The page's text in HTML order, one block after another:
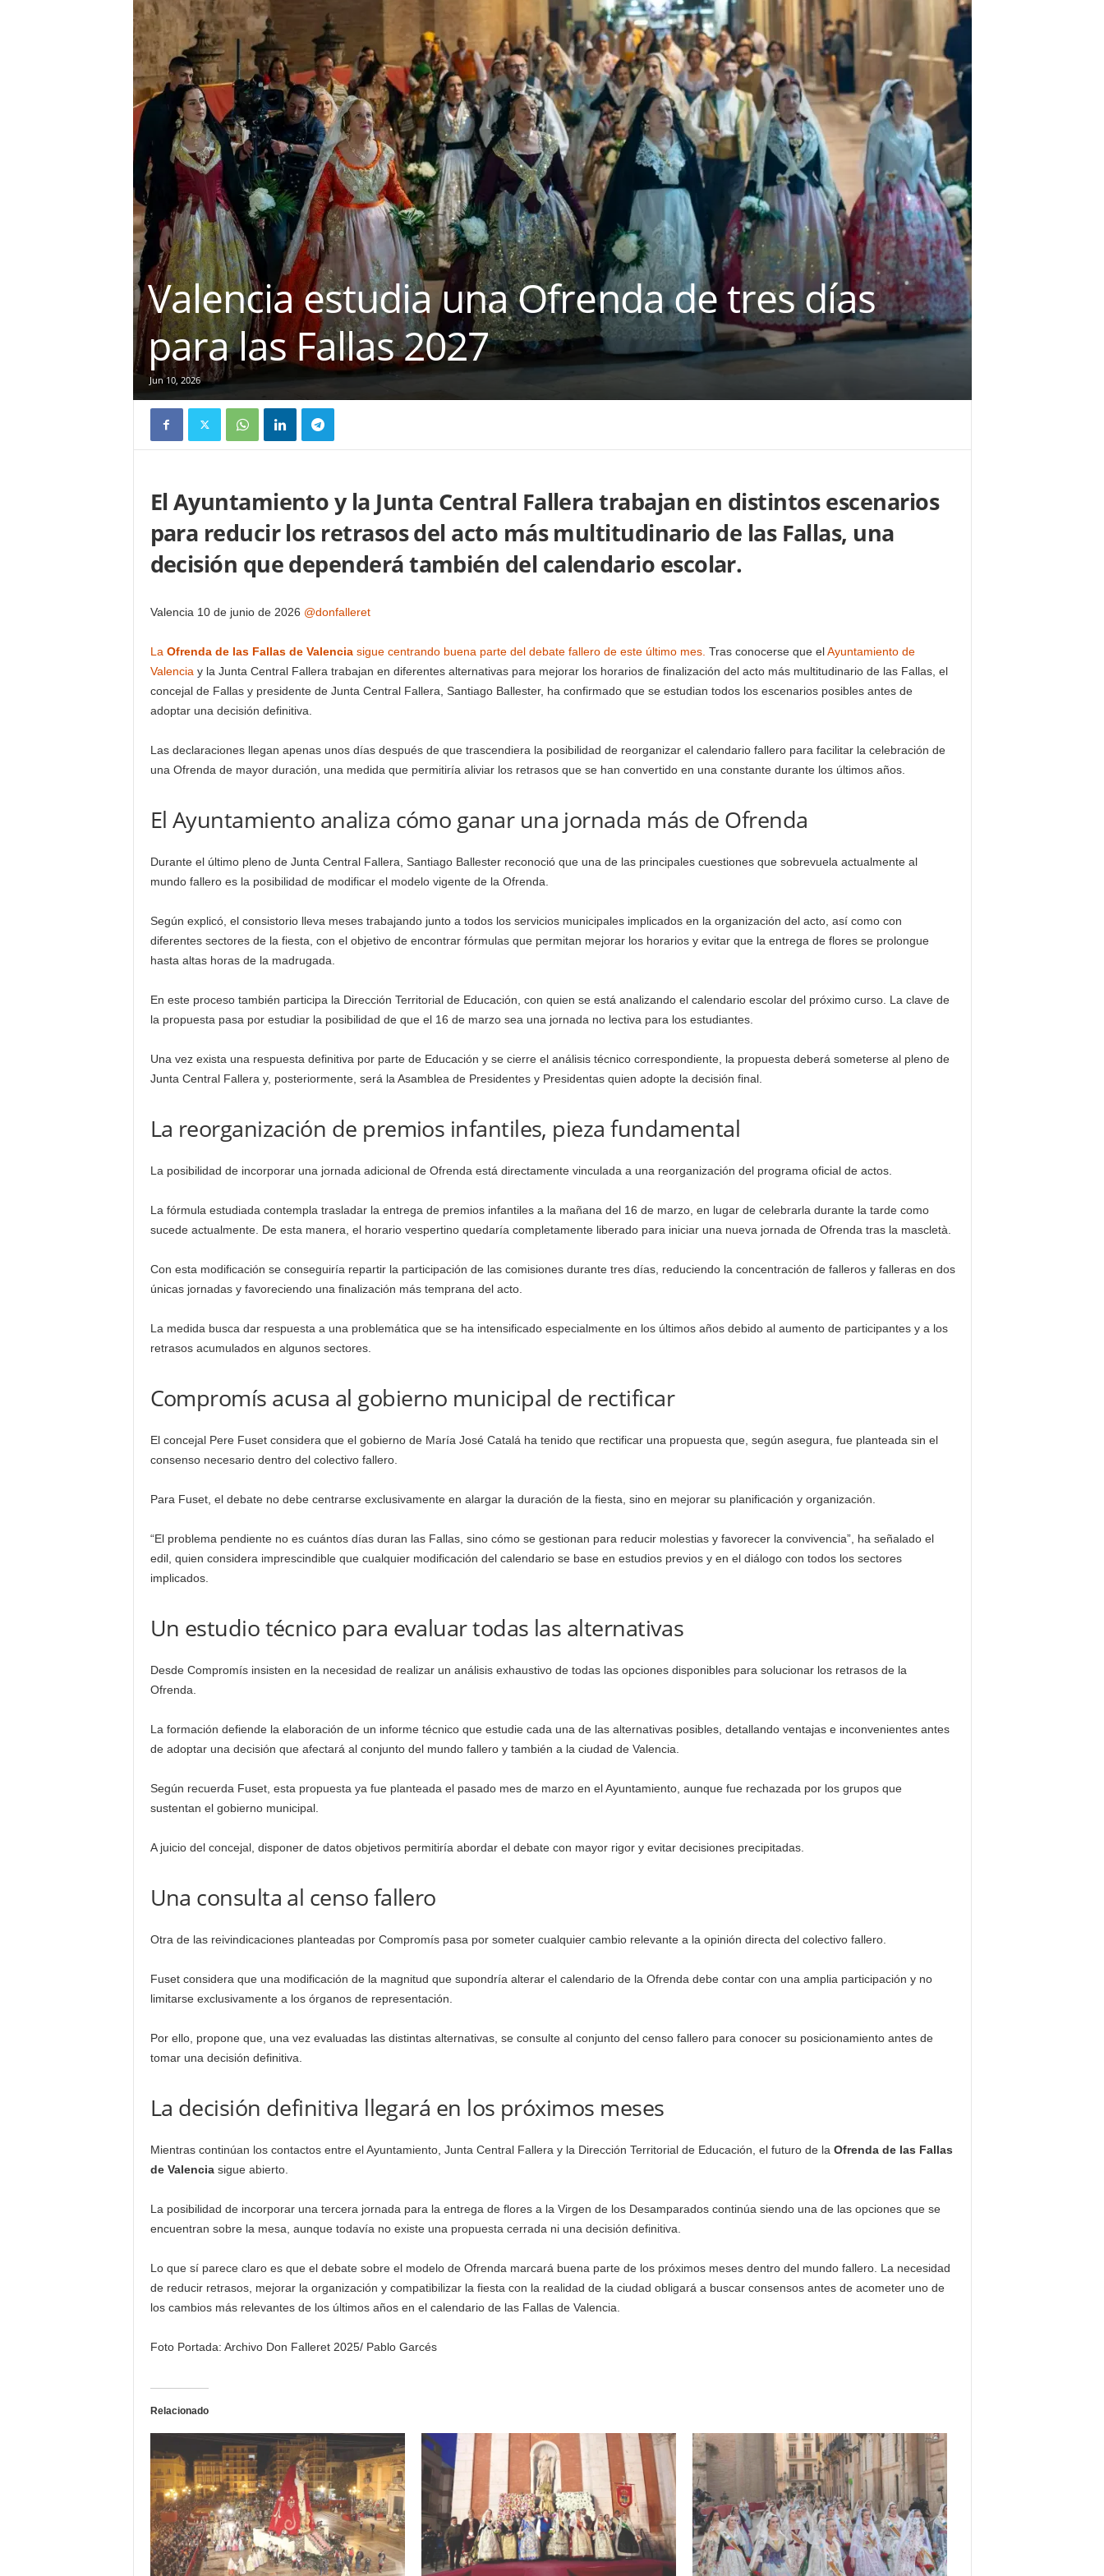
e
r
e
t
Valencia estudia una Ofrenda de tres días
para las Fallas 2027
Jun 10, 2026
El Ayuntamiento y la Junta Central Fallera trabajan en distintos escenarios
para reducir los retrasos del acto más multitudinario de las Fallas, una
decisión que dependerá también del calendario escolar.
Valencia 10 de junio de 2026 @donfalleret
La Ofrenda de las Fallas de Valencia sigue centrando buena parte del debate fallero de este último mes. Tras conocerse que elAyuntamiento de
Valencia y la Junta Central Fallera trabajan en diferentes alternativas para mejorar los horarios de finalización del acto más multitudinario de las Fallas, el
concejal de Fallas y presidente de Junta Central Fallera, Santiago Ballester, ha confirmado que se estudian todos los escenarios posibles antes de
adoptar una decisión definitiva.
Las declaraciones llegan apenas unos días después de que trascendiera la posibilidad de reorganizar el calendario fallero para facilitar la celebración de
una Ofrenda de mayor duración, una medida que permitiría aliviar los retrasos que se han convertido en una constante durante los últimos años.
El Ayuntamiento analiza cómo ganar una jornada más de Ofrenda
Durante el último pleno de Junta Central Fallera, Santiago Ballester reconoció que una de las principales cuestiones que sobrevuela actualmente al
mundo fallero es la posibilidad de modificar el modelo vigente de la Ofrenda.
Según explicó, el consistorio lleva meses trabajando junto a todos los servicios municipales implicados en la organización del acto, así como con
diferentes sectores de la fiesta, con el objetivo de encontrar fórmulas que permitan mejorar los horarios y evitar que la entrega de flores se prolongue
hasta altas horas de la madrugada.
En este proceso también participa la Dirección Territorial de Educación, con quien se está analizando el calendario escolar del próximo curso. La clave de
la propuesta pasa por estudiar la posibilidad de que el 16 de marzo sea una jornada no lectiva para los estudiantes.
Una vez exista una respuesta definitiva por parte de Educación y se cierre el análisis técnico correspondiente, la propuesta deberá someterse al pleno de
Junta Central Fallera y, posteriormente, será la Asamblea de Presidentes y Presidentas quien adopte la decisión final.
La reorganización de premios infantiles, pieza fundamental
La posibilidad de incorporar una jornada adicional de Ofrenda está directamente vinculada a una reorganización del programa oficial de actos.
La fórmula estudiada contempla trasladar la entrega de premios infantiles a la mañana del 16 de marzo, en lugar de celebrarla durante la tarde como
sucede actualmente. De esta manera, el horario vespertino quedaría completamente liberado para iniciar una nueva jornada de Ofrenda tras la mascletà.
Con esta modificación se conseguiría repartir la participación de las comisiones durante tres días, reduciendo la concentración de falleros y falleras en dos
únicas jornadas y favoreciendo una finalización más temprana del acto.
La medida busca dar respuesta a una problemática que se ha intensificado especialmente en los últimos años debido al aumento de participantes y a los
retrasos acumulados en algunos sectores.
Compromís acusa al gobierno municipal de rectificar
El concejal Pere Fuset considera que el gobierno de María José Catalá ha tenido que rectificar una propuesta que, según asegura, fue planteada sin el
consenso necesario dentro del colectivo fallero.
Para Fuset, el debate no debe centrarse exclusivamente en alargar la duración de la fiesta, sino en mejorar su planificación y organización.
“El problema pendiente no es cuántos días duran las Fallas, sino cómo se gestionan para reducir molestias y favorecer la convivencia”, ha señalado el
edil, quien considera imprescindible que cualquier modificación del calendario se base en estudios previos y en el diálogo con todos los sectores
implicados.
Un estudio técnico para evaluar todas las alternativas
Desde Compromís insisten en la necesidad de realizar un análisis exhaustivo de todas las opciones disponibles para solucionar los retrasos de la
Ofrenda.
La formación defiende la elaboración de un informe técnico que estudie cada una de las alternativas posibles, detallando ventajas e inconvenientes antes
de adoptar una decisión que afectará al conjunto del mundo fallero y también a la ciudad de Valencia.
Según recuerda Fuset, esta propuesta ya fue planteada el pasado mes de marzo en el Ayuntamiento, aunque fue rechazada por los grupos que
sustentan el gobierno municipal.
A juicio del concejal, disponer de datos objetivos permitiría abordar el debate con mayor rigor y evitar decisiones precipitadas.
Una consulta al censo fallero
Otra de las reivindicaciones planteadas por Compromís pasa por someter cualquier cambio relevante a la opinión directa del colectivo fallero.
Fuset considera que una modificación de la magnitud que supondría alterar el calendario de la Ofrenda debe contar con una amplia participación y no
limitarse exclusivamente a los órganos de representación.
Por ello, propone que, una vez evaluadas las distintas alternativas, se consulte al conjunto del censo fallero para conocer su posicionamiento antes de
tomar una decisión definitiva.
La decisión definitiva llegará en los próximos meses
Mientras continúan los contactos entre el Ayuntamiento, Junta Central Fallera y la Dirección Territorial de Educación, el futuro de la Ofrenda de las Fallas
de Valencia sigue abierto.
La posibilidad de incorporar una tercera jornada para la entrega de flores a la Virgen de los Desamparados continúa siendo una de las opciones que se
encuentran sobre la mesa, aunque todavía no existe una propuesta cerrada ni una decisión definitiva.
Lo que sí parece claro es que el debate sobre el modelo de Ofrenda marcará buena parte de los próximos meses dentro del mundo fallero. La necesidad
de reducir retrasos, mejorar la organización y compatibilizar la fiesta con la realidad de la ciudad obligará a buscar consensos antes de acometer uno de
los cambios más relevantes de los últimos años en el calendario de las Fallas de Valencia.
Foto Portada: Archivo Don Falleret 2025/ Pablo Garcés
Relacionado